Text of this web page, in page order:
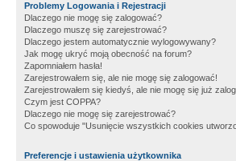
Problemy Logowania i Rejestracji
Dlaczego nie mogę się zalogować?
Dlaczego muszę się zarejestrować?
Dlaczego jestem automatycznie wylogowywany?
Jak mogę ukryć moją obecność na forum?
Zapomniałem hasła!
Zarejestrowałem się, ale nie mogę się zalogować!
Zarejestrowałem się kiedyś, ale nie mogę się już
Czym jest COPPA?
Dlaczego nie mogę się zarejestrować?
Co spowoduje "Usunięcie wszystkich cookies
Preferencje i ustawienia użytkownika